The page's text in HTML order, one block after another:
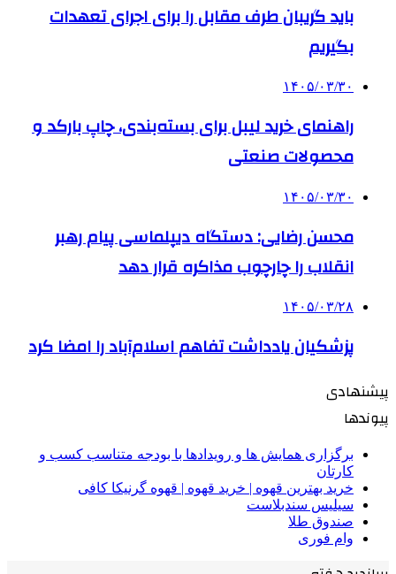
باید گریبان طرف مقابل را برای اجرای تعهدات
بگیریم
۱۴۰۵/۰۳/۳۰
راهنمای خرید لیبل برای بسته‌بندی، چاپ بارکد و
محصولات صنعتی
۱۴۰۵/۰۳/۳۰
محسن رضایی: دستگاه دیپلماسی پیام رهبر
انقلاب را چارچوب مذاکره قرار دهد
۱۴۰۵/۰۳/۲۸
پزشکیان یادداشت تفاهم اسلام‌آباد را امضا کرد
پیشنهادی
پیوندها
برگزاری همایش ها و رویدادها با بودجه متناسب کسب و
کارتان
خرید بهترین قهوه | خرید قهوه | قهوه گرنیکا کافی
سیلیس سندبلاست
صندوق طلا
وام فوری